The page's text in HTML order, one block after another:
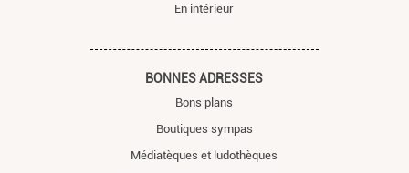
En intérieur
BONNES ADRESSES
Bons plans
Boutiques sympas
Médiatèques et ludothèques